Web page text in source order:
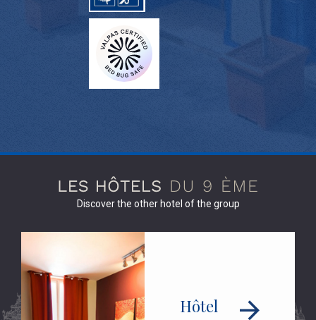
Discover the other hotel of the group
Hôtel